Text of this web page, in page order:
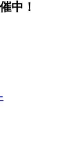
中！